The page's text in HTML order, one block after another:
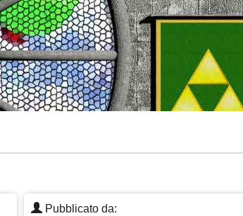
Pubblicato da: